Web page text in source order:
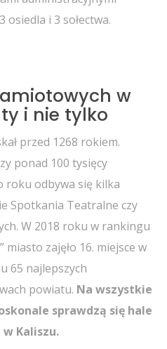
osiedla i 3 sołectwa.
w
i nie tylko
przed 1268 rokiem.
ponad 100 tysięcy
roku odbywa się kilka
Spotkania Teatralne czy
W 2018 roku w rankingu
zajęło 16. miejsce w
65 najlepszych
powiatu. Na wszystkie
sprawdzą się hale
Kaliszu.